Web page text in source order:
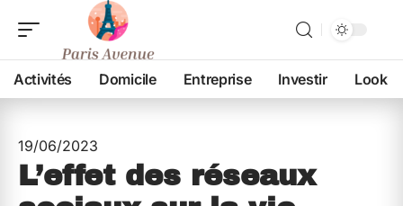
Activités Domicile Entreprise Investir Look
19/06/2023
L’effet des réseaux